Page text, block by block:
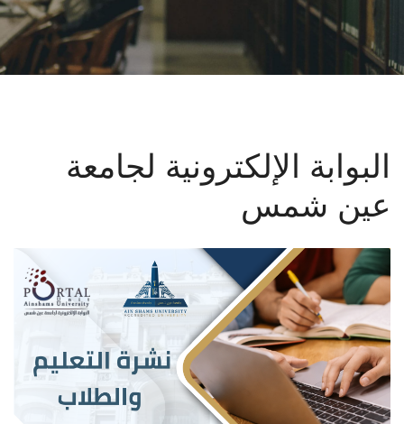
الشئون الأكاديمية
البحث العلمي
المراكز والوحدات
الإعلام
تواصل معنا
الطلاب
البوابة الإلكترونية لجامعة
عين شمس